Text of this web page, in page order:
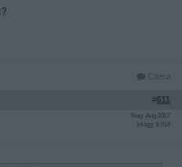
Citera
#611
Reg: Aug 2007
Inlägg: 8 918